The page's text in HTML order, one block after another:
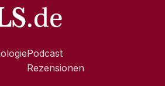
Podcast
Rezensionen